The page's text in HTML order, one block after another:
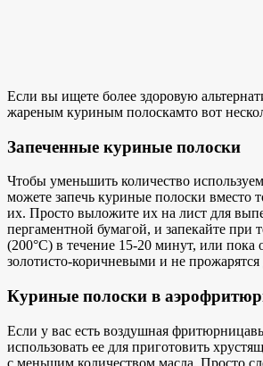
Если вы ищете более здоровую
жареным куриным полоскамто вот
Запеченные куриные полоски
Чтобы уменьшить количество
можете запечь куриные полоски вместо
их. Просто выложите их на лист для
пергаментной бумагой, и запекайте при
(200°C) в течение 15-20 минут, или пока
золотисто-коричневыми и не прожарятся
Куриные полоски в
Если у вас есть воздушная фритюрница
использовать ее для приготовить
с меньшим количеством масла. Просто